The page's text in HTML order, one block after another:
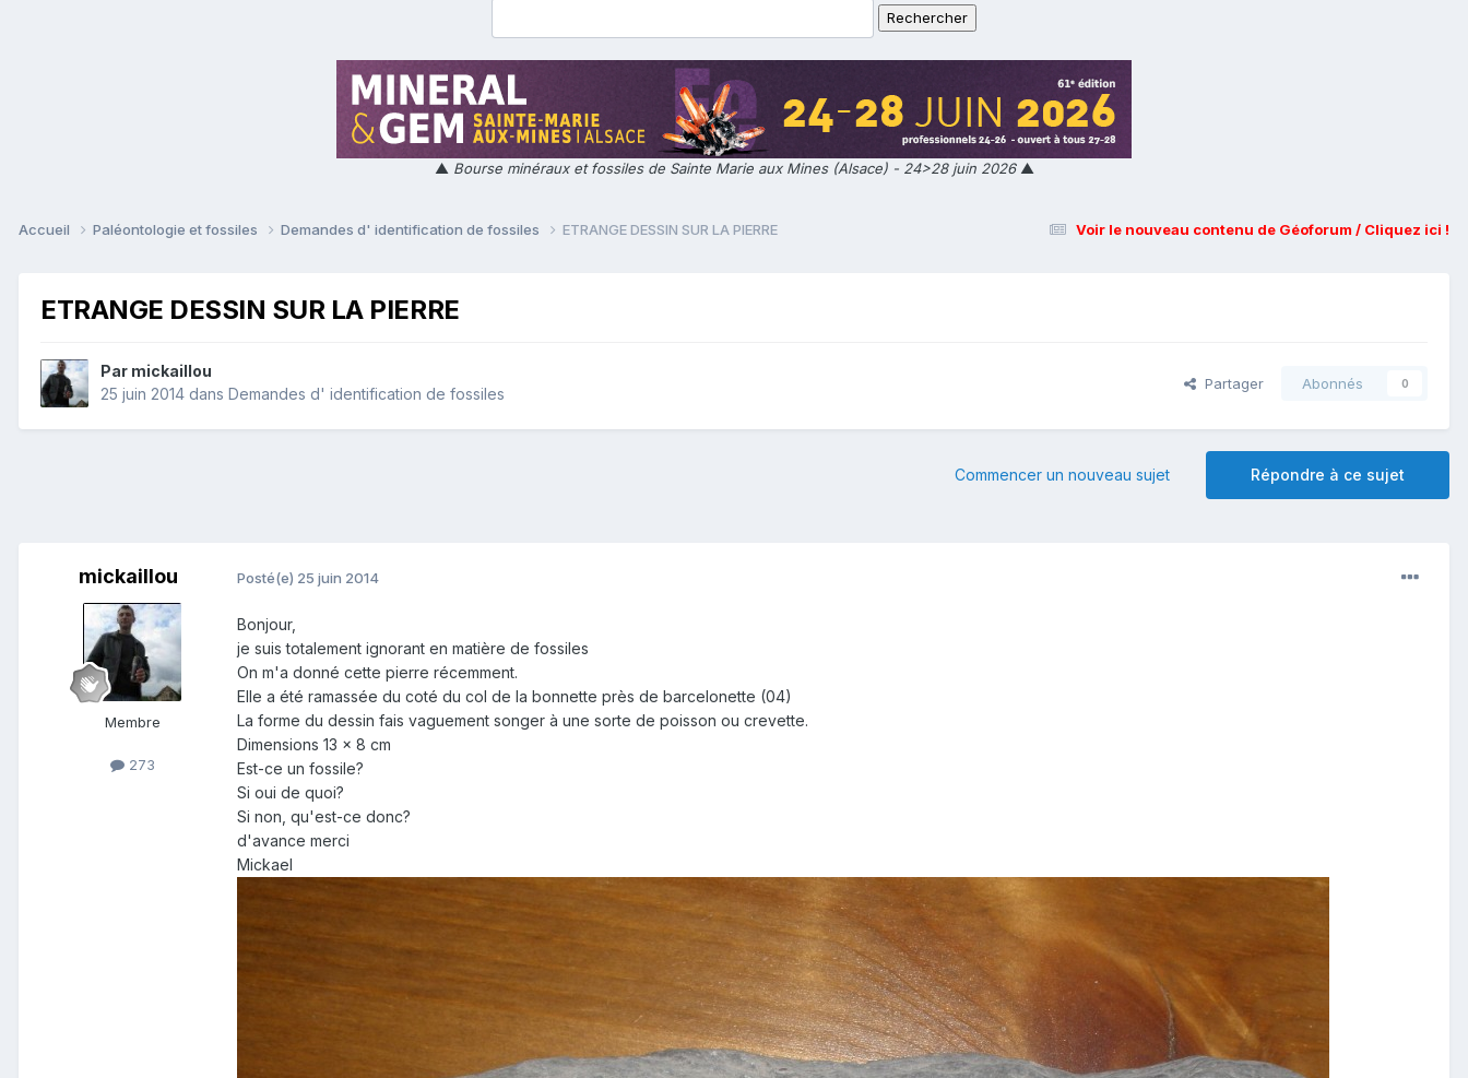
▲ Bourse minéraux et fossiles de Sainte Marie aux Mines (Alsace) - 24>28 juin 2026▲
Voir le nouveau contenu de Géoforum / Cliquez ici !
Accueil Paléontologie et fossiles Demandes d' identification de fossiles ETRANGE DESSIN SUR LA PIERRE
ETRANGE DESSIN SUR LA PIERRE
Par mickaillou
25 juin 2014 dans Demandes d' identification de fossiles
Partager Abonnés 0
Répondre à ce sujet
Commencer un nouveau sujet
mickaillou
Membre
273
Posté(e) 25 juin 2014
Bonjour,
je suis totalement ignorant en matière de fossiles
On m'a donné cette pierre récemment.
Elle a été ramassée du coté du col de la bonnette près de barcelonette (04)
La forme du dessin fais vaguement songer à une sorte de poisson ou crevette.
Dimensions 13 x 8 cm
Est-ce un fossile?
Si oui de quoi?
Si non, qu'est-ce donc?
d'avance merci
Mickael